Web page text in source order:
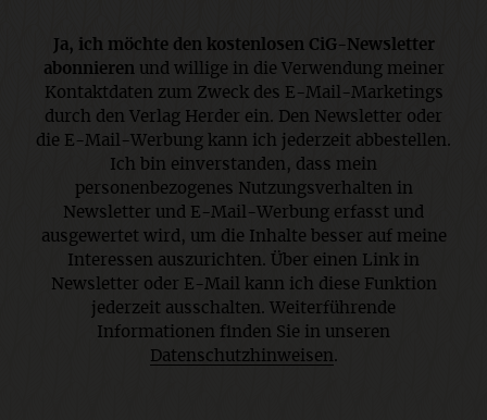
Ja, ich möchte den kostenlosen CiG-Newsletter
abonnieren und willige in die Verwendung meiner
Kontaktdaten zum Zweck des E-Mail-Marketings
durch den Verlag Herder ein. Den Newsletter oder
die E-Mail-Werbung kann ich jederzeit abbestellen.
Ich bin einverstanden, dass mein
personenbezogenes Nutzungsverhalten in
Newsletter und E-Mail-Werbung erfasst und
ausgewertet wird, um die Inhalte besser auf meine
Interessen auszurichten. Über einen Link in
Newsletter oder E-Mail kann ich diese Funktion
jederzeit ausschalten. Weiterführende
Informationen finden Sie in unseren
Datenschutzhinweisen .